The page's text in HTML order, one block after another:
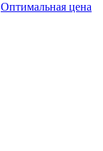
Оптимальная цена